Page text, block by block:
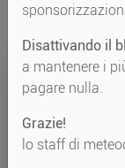
Disattivando il
a mantenere i
pagare nulla.
Grazie!
lo staff di